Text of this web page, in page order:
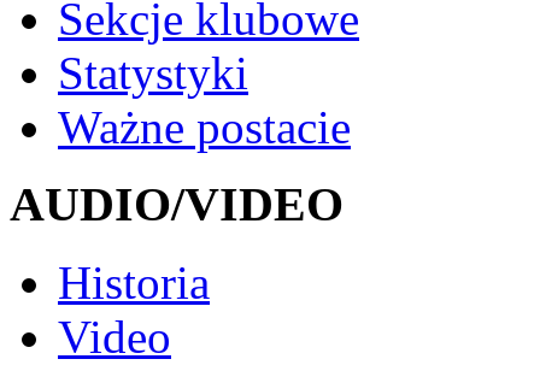
Sekcje klubowe
Statystyki
Ważne postacie
AUDIO/VIDEO
Historia
Video